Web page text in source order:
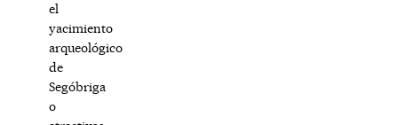
el
yacimiento
arqueológico
de
Segóbriga
o